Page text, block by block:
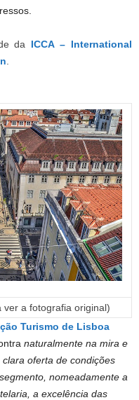
da ICCA – International
a fotografia original)
Turismo de Lisboa
naturalmente na mira e
oferta de condições
nomeadamente a
a excelência das